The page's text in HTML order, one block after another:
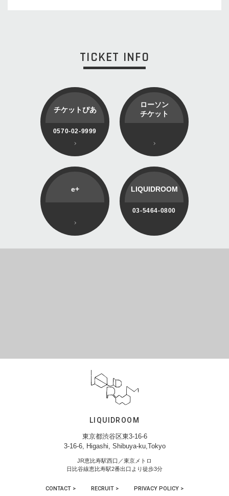
TICKET INFO
チケットぴあ
0570-02-9999
ローソン
チケット
e+ LIQUIDROOM
03-5464-0800
LIQUIDROOM
東京都渋谷区東3-16-6
3-16-6, Higashi, Shibuya-ku,Tokyo
JR恵比寿駅西口／東京メトロ
日比谷線恵比寿駅2番出口より徒歩3分
CONTACT > RECRUIT > PRIVACY POLICY >